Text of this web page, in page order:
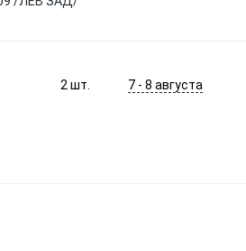
2шт. 7 - 8 августа